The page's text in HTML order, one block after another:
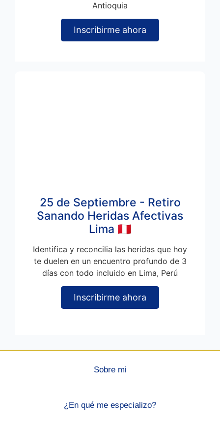
Antioquia
Inscribirme ahora
25 de Septiembre - Retiro
Sanando Heridas Afectivas
Lima 🇵🇪
Identifica y reconcilia las heridas que hoy
te duelen en un encuentro profundo de 3
días con todo incluido en Lima, Perú
Inscribirme ahora
Sobre mi
¿En qué me especializo?